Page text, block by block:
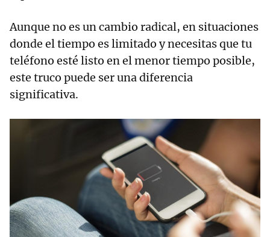
Aunque no es un cambio radical, en situaciones
donde el tiempo es limitado y necesitas que tu
teléfono esté listo en el menor tiempo posible,
este truco puede ser una diferencia
significativa.